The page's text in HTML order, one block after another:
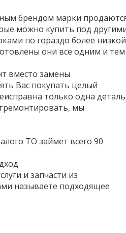
брендом марки
можно купить под
по гораздо более низкой
они все одним и тем
вместо замены
Вас покупать целый
только одна
мы
ТО займет всего 90
и запчасти из
называете подходящее